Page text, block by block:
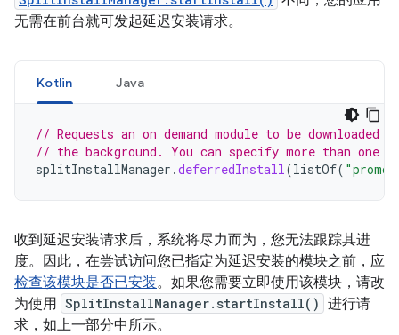
无需在前台就可发起延迟安装请求。
Kotlin Java
// Requests an on demand module to be downloaded
// the background. You can specify more than one
splitInstallManager .deferredInstall(listOf(
收到延迟安装请求后，系统将尽力而为，您无法跟踪其进
度。因此，在尝试访问您已指定为延迟安装的模块之前，应
检查该模块是否已安装。如果您需要立即使用该模块，请改
为使用 SplitInstallManager.startInstall() 进行请
求，如上一部分中所示。